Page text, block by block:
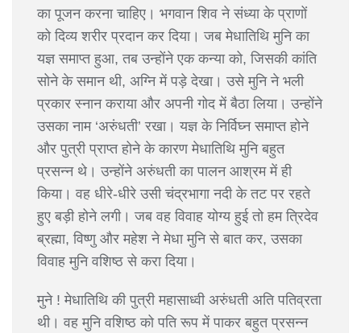
का पूजन करना चाहिए। भगवान शिव ने संध्या के प्राणों
को दिव्य शरीर प्रदान कर दिया। जब मेधातिथि मुनि का
यज्ञ समाप्त हुआ, तब उन्होंने एक कन्या को, जिसकी कांति
सोने के समान थी, अग्नि में पड़े देखा। उसे मुनि ने भली
प्रकार स्नान कराया और अपनी गोद में बैठा लिया। उन्होंने
उसका नाम ‘अरुंधती’ रखा। यज्ञ के निर्विघ्न समाप्त होने
और पुत्री प्राप्त होने के कारण मेधातिथि मुनि बहुत
प्रसन्न थे। उन्होंने अरुंधती का पालन आश्रम में ही
किया। वह धीरे-धीरे उसी चंद्रभागा नदी के तट पर रहते
हुए बड़ी होने लगी। जब वह विवाह योग्य हुई तो हम त्रिदेव
ब्रह्मा, विष्णु और महेश ने मेधा मुनि से बात कर, उसका
विवाह मुनि वशिष्ठ से करा दिया।
मुने ! मेधातिथि की पुत्री महासाध्वी अरुंधती अति पतिव्रता
थी। वह मुनि वशिष्ठ को पति रूप में पाकर बहुत प्रसन्न